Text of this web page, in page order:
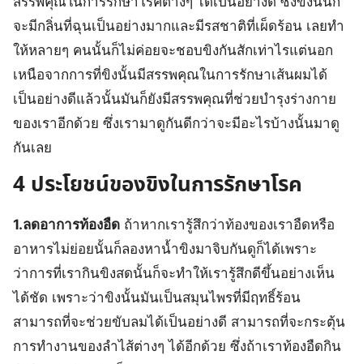
จะมีกลิ่นที่ฉุนเป็นอย่างมากและมีรสชาติที่เผ็ดร้อน เลยทำ
ให้หลายๆ คนนั้นก็ไม่ค่อยจะชอบขิงกันสักเท่าไรแต่นอก
เหนือจากการที่ขิงนั้นมีสรรพคุณในการรักษาเส้นผมได้
เป็นอย่างดีแล้วนั้นมันก็ยังมีสรรพคุณที่ช่วยบำรุงร่างกาย
ของเราอีกด้วย ซึ่งเรามาดูกันดีกว่าจะมีอะไรบ้างนั้นมาดู
กันเลย
4 ประโยชน์ของขิงในการรักษาโรค
1.ลดอาการท้องอืด ถ้าหากเรารู้สึกว่าท้องของเราอืดหรือ
อาหารไม่ย่อยนั้นก็ลองหาน้ำขิงมาจิบกันดูก็ได้เพราะ
ว่าการที่เรากินขิงสดนั้นก็จะทำให้เรารู้สึกดีขึ้นอย่างเห็น
ได้ชัด เพราะว่าขิงนั้นมันเป็นสมุนไพรที่มีฤทธิ์ร้อน
สามารถที่จะช่วยขับลมได้เป็นอย่างดี สามารถที่จะกระตุ้น
การทำงานของลำไส้ต่างๆ ได้อีกด้วย ซึ่งถ้าเราท้องอืดกิน